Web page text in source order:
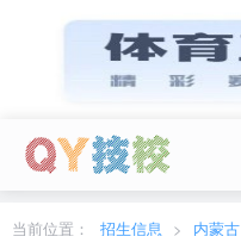
当前城市： 广东 切换地区
当前位置： 招生信息 内蒙古